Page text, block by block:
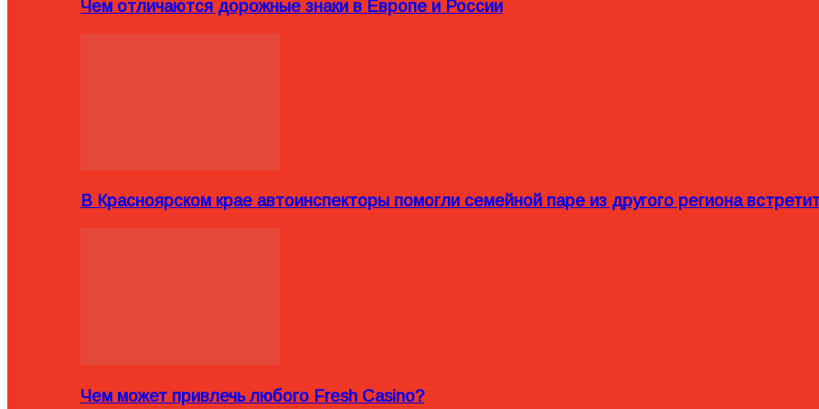
Чем отличаются дорожные знаки в Европе и России
В Красноярском крае автоинспекторы помогли семейной паре из другого региона
Чем может привлечь любого Fresh Casino?